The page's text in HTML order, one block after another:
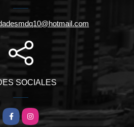
SOCIALES
FacebookInstagram